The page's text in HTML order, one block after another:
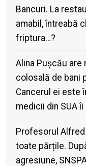
Bancuri. La
amabil, întreabă
friptura…?
Alina Pușcău are
colosală de bani
Cancerul ei este
medicii din SUA
Profesorul Alfred
toate părțile.
agresiune,